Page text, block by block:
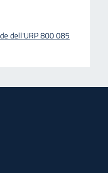
dell'URP 800 085